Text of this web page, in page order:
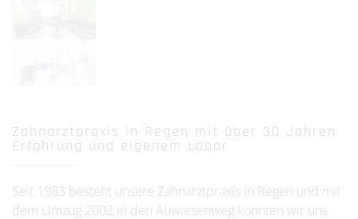
Zahnarztpraxis in Regen mit über 30 Jahren
Erfahrung und eigenem Labor
Seit 1983 besteht unsere Zahnarztpraxis in Regen und mit
dem Umzug 2002 in den Auwiesenweg konnten wir uns